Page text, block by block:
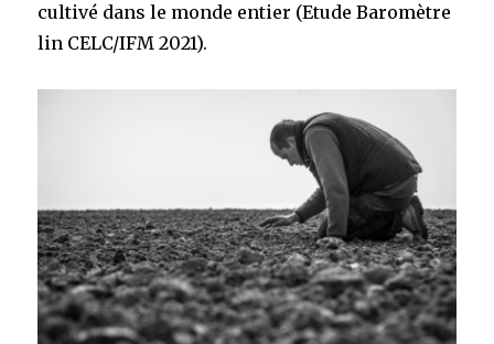
cultivé dans le monde entier (Etude Baromètre
lin CELC/IFM 2021).